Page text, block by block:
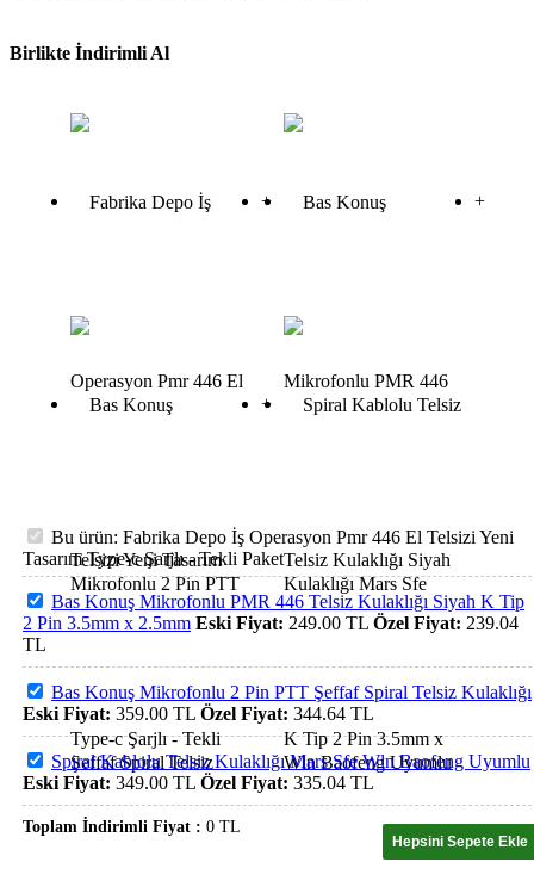
Birlikte İndirimli Al
+ +
+
Bu ürün: Fabrika Depo İş Operasyon Pmr 446 El Telsizi Yeni
Tasarım Type-c Şarjlı - Tekli Paket
Bas Konuş Mikrofonlu PMR 446 Telsiz Kulaklığı Siyah K Tip
2 Pin 3.5mm x 2.5mm Eski Fiyat: 249.00 TL Özel Fiyat: 239.04
TL
Bas Konuş Mikrofonlu 2 Pin PTT Şeffaf Spiral Telsiz Kulaklığı
Eski Fiyat: 359.00 TL Özel Fiyat: 344.64 TL
Spiral Kablolu Telsiz Kulaklığı Mars Sfe Wln Baofeng Uyumlu
Eski Fiyat: 349.00 TL Özel Fiyat: 335.04 TL
Toplam İndirimli Fiyat : 0 TL